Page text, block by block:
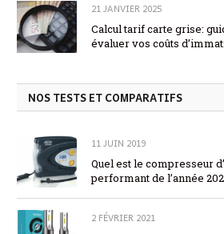
21 JANVIER 2025
Calcul tarif carte grise:
évaluer vos coûts
NOS TESTS ET COMPARATIFS
11 JUIN 2019
Quel est le compresseur
performant de l’année
2 FÉVRIER 2021